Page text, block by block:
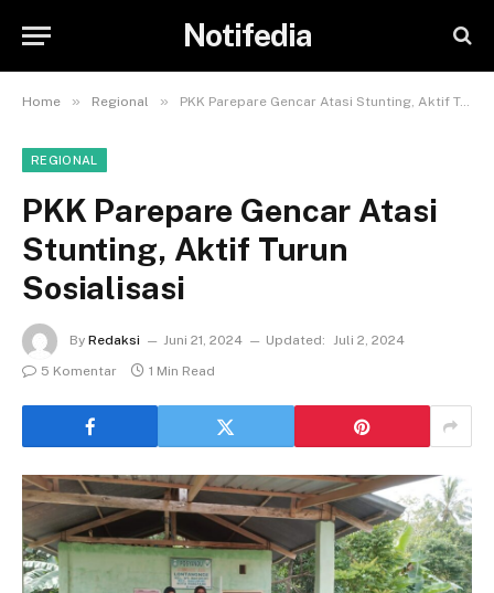
Notifedia
Home » Regional » PKK Parepare Gencar Atasi Stunting, Aktif Turun Sosialisasi
REGIONAL
PKK Parepare Gencar Atasi
Stunting, Aktif Turun
Sosialisasi
By Redaksi Juni 21, 2024 Updated: Juli 2, 2024
5 Komentar
1 Min Read